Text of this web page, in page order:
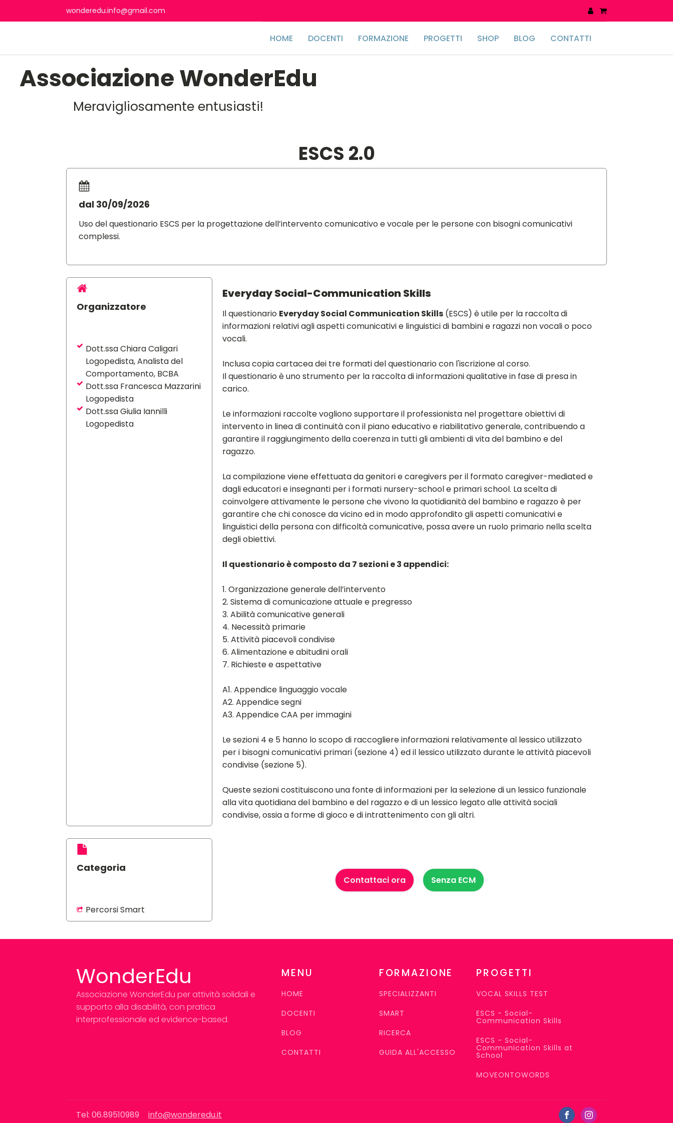
wonderedu.info@gmail.com
HOME DOCENTI FORMAZIONE PROGETTI SHOP BLOG CONTATTI
Associazione WonderEdu
Meravigliosamente entusiasti!
ESCS 2.0
dal 30/09/2026
Uso del questionario ESCS per la progettazione dell’intervento comunicativo e vocale per le persone con bisogni comunicativi
complessi.
Organizzatore
Dott.ssa Chiara Caligari
Logopedista, Analista del
Comportamento, BCBA
Dott.ssa Francesca Mazzarini
Logopedista
Dott.ssa Giulia Iannilli
Logopedista
Everyday Social-Communication Skills
Il questionario Everyday Social Communication Skills(ESCS) è utile per la raccolta di
informazioni relativi agli aspetti comunicativi e linguistici di bambini e ragazzi non vocali o poco
vocali.
Inclusa copia cartacea dei tre formati del questionario con l'iscrizione al corso.
Il questionario è uno strumento per la raccolta di informazioni qualitative in fase di presa in
carico.
Le informazioni raccolte vogliono supportare il professionista nel progettare obiettivi di
intervento in linea di continuità con il piano educativo e riabilitativo generale, contribuendo a
garantire il raggiungimento della coerenza in tutti gli ambienti di vita del bambino e del
ragazzo.
La compilazione viene effettuata da genitori e caregivers per il formato caregiver-mediated e
dagli educatori e insegnanti per i formati nursery-school e primari school. La scelta di
coinvolgere attivamente le persone che vivono la quotidianità del bambino e ragazzo è per
garantire che chi conosce da vicino ed in modo approfondito gli aspetti comunicativi e
linguistici della persona con difficoltà comunicative, possa avere un ruolo primario nella scelta
degli obiettivi.
Il questionario è composto da 7 sezioni e 3 appendici:
1. Organizzazione generale dell’intervento
2. Sistema di comunicazione attuale e pregresso
3. Abilità comunicative generali
4. Necessità primarie
5. Attività piacevoli condivise
6. Alimentazione e abitudini orali
7. Richieste e aspettative
A1. Appendice linguaggio vocale
A2. Appendice segni
A3. Appendice CAA per immagini
Le sezioni 4 e 5 hanno lo scopo di raccogliere informazioni relativamente al lessico utilizzato
per i bisogni comunicativi primari (sezione 4) ed il lessico utilizzato durante le attività piacevoli
condivise (sezione 5).
Queste sezioni costituiscono una fonte di informazioni per la selezione di un lessico funzionale
alla vita quotidiana del bambino e del ragazzo e di un lessico legato alle attività sociali
condivise, ossia a forme di gioco e di intrattenimento con gli altri.
Categoria
Percorsi Smart
Contattaci ora Senza ECM
WonderEdu
Associazione WonderEdu per attività solidali e
supporto alla disabilità, con pratica
interprofessionale ed evidence-based.
MENU
HOME
DOCENTI
BLOG
CONTATTI
FORMAZIONE
SPECIALIZZANTI
SMART
RICERCA
GUIDA ALL'ACCESSO
PROGETTI
VOCAL SKILLS TEST
ESCS - Social-
Communication Skills
ESCS - Social-
Communication Skills at
School
MOVEONTOWORDS
Tel: 06.89510989 info@wonderedu.it